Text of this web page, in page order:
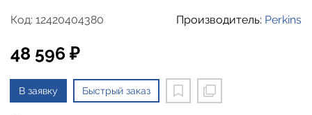
Код: 12420404380 Производитель: Perkins
48 596 ₽
В заявку Быстрый заказ